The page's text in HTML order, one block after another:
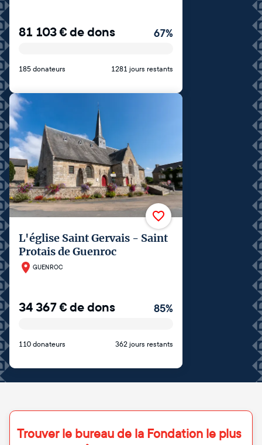
81 103€de dons 67%
185 donateurs 1281 jours restants
L'église Saint Gervais - Saint
Protais de Guenroc
GUENROC
34 367€de dons 85%
110 donateurs 362 jours restants
Trouver le bureau de la Fondation le plus